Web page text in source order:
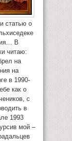
статью о
В
читаю:
на
на
в 1990-
как о
с
в
1993
мой –